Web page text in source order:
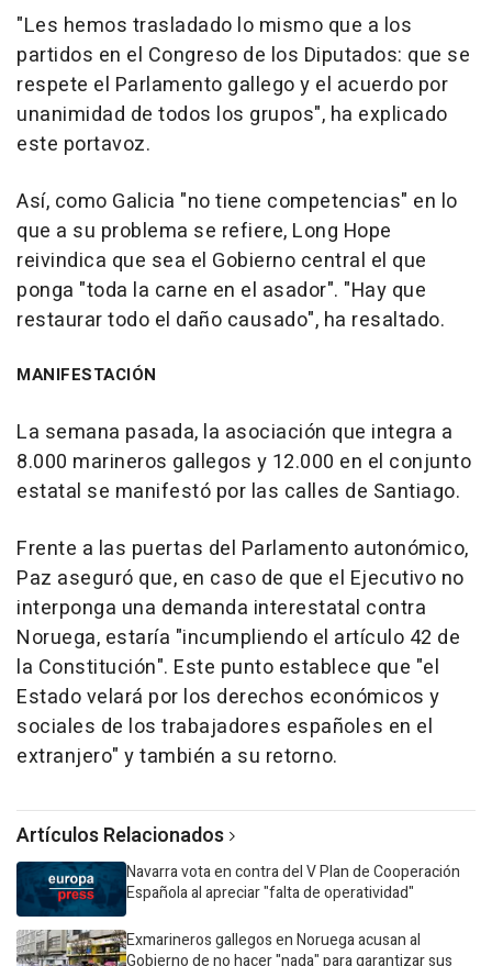
"Les hemos trasladado lo mismo que a los
partidos en el Congreso de los Diputados: que se
respete el Parlamento gallego y el acuerdo por
unanimidad de todos los grupos", ha explicado
este portavoz.
Así, como Galicia "no tiene competencias" en lo
que a su problema se refiere, Long Hope
reivindica que sea el Gobierno central el que
ponga "toda la carne en el asador". "Hay que
restaurar todo el daño causado", ha resaltado.
MANIFESTACIÓN
La semana pasada, la asociación que integra a
8.000 marineros gallegos y 12.000 en el conjunto
estatal se manifestó por las calles de Santiago.
Frente a las puertas del Parlamento autonómico,
Paz aseguró que, en caso de que el Ejecutivo no
interponga una demanda interestatal contra
Noruega, estaría "incumpliendo el artículo 42 de
la Constitución". Este punto establece que "el
Estado velará por los derechos económicos y
sociales de los trabajadores españoles en el
extranjero" y también a su retorno.
Artículos Relacionados
Navarra vota en contra del V Plan de Cooperación
Española al apreciar "falta de operatividad"
Exmarineros gallegos en Noruega acusan al
Gobierno de no hacer "nada" para garantizar sus